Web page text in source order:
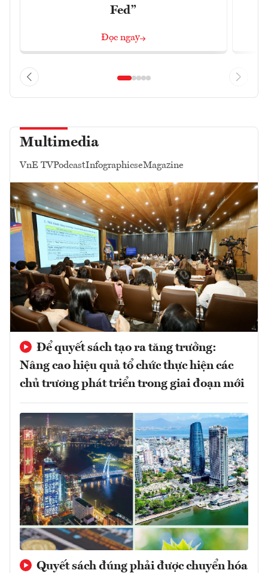
Fed”
Đọc ngay
Multimedia
VnE TVPodcastInfographicseMagazine
Để quyết sách tạo ra tăng trưởng:
Nâng cao hiệu quả tổ chức thực hiện các
chủ trương phát triển trong giai đoạn mới
Quyết sách đúng phải được chuyển hóa